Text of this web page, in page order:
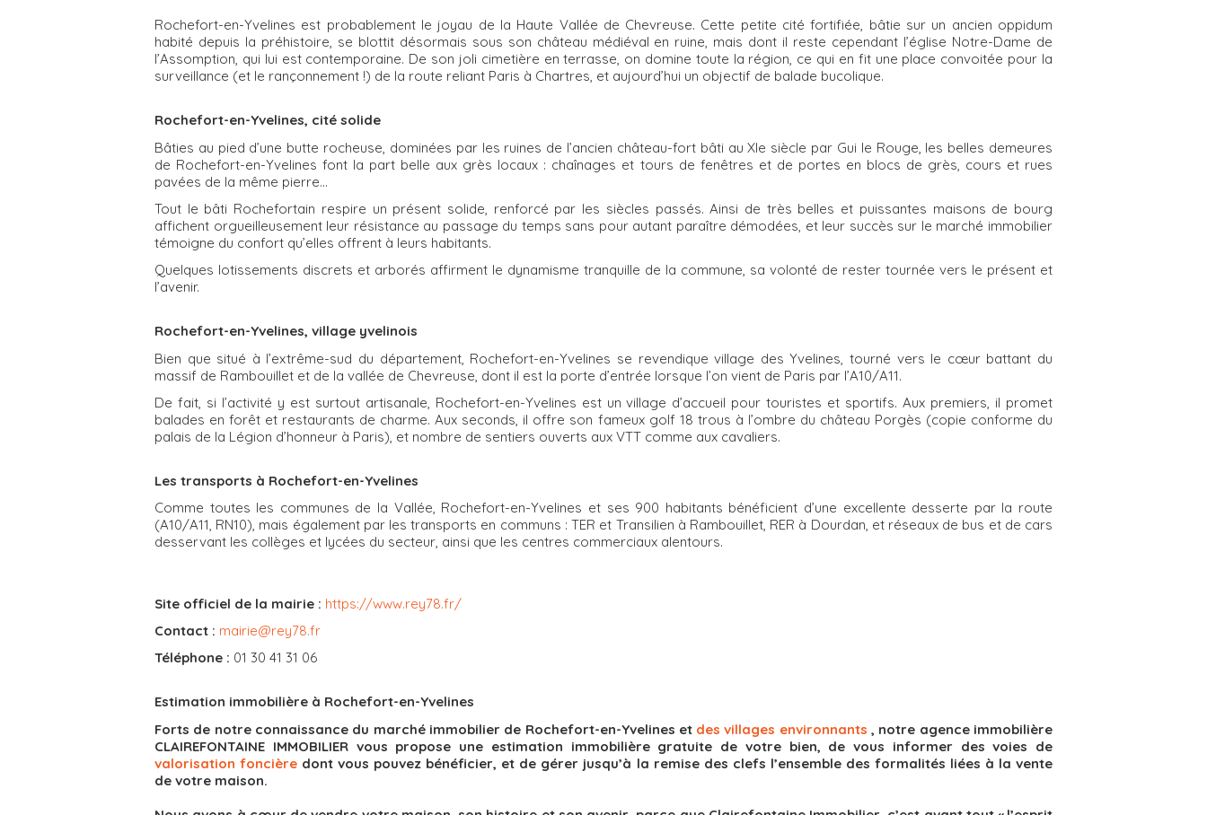
Rochefort-en-Yvelines est probablement le joyau de la Haute Vallée de Chevreuse. Cette petite cité fortifiée, bâtie sur un ancien oppidum
habité depuis la préhistoire, se blottit désormais sous son château médiéval en ruine, mais dont il reste cependant l’église Notre-Dame de
l’Assomption, qui lui est contemporaine. De son joli cimetière en terrasse, on domine toute la région, ce qui en fit une place convoitée pour la
surveillance (et le rançonnement !) de la route reliant Paris à Chartres, et aujourd’hui un objectif de balade bucolique.
Rochefort-en-Yvelines, cité solide
Bâties au pied d’une butte rocheuse, dominées par les ruines de l’ancien château-fort bâti au XIe siècle par Gui le Rouge, les belles demeures
de Rochefort-en-Yvelines font la part belle aux grès locaux : chaînages et tours de fenêtres et de portes en blocs de grès, cours et rues
pavées de la même pierre…
Tout le bâti Rochefortain respire un présent solide, renforcé par les siècles passés. Ainsi de très belles et puissantes maisons de bourg
affichent orgueilleusement leur résistance au passage du temps sans pour autant paraître démodées, et leur succès sur le marché immobilier
témoigne du confort qu’elles offrent à leurs habitants.
Quelques lotissements discrets et arborés affirment le dynamisme tranquille de la commune, sa volonté de rester tournée vers le présent et
l’avenir.
Rochefort-en-Yvelines, village yvelinois
Bien que situé à l’extrême-sud du département, Rochefort-en-Yvelines se revendique village des Yvelines, tourné vers le cœur battant du
massif de Rambouillet et de la vallée de Chevreuse, dont il est la porte d’entrée lorsque l’on vient de Paris par l’A10/A11.
De fait, si l’activité y est surtout artisanale, Rochefort-en-Yvelines est un village d’accueil pour touristes et sportifs. Aux premiers, il promet
balades en forêt et restaurants de charme. Aux seconds, il offre son fameux golf 18 trous à l’ombre du château Porgès (copie conforme du
palais de la Légion d’honneur à Paris), et nombre de sentiers ouverts aux VTT comme aux cavaliers.
Les transports à Rochefort-en-Yvelines
Comme toutes les communes de la Vallée, Rochefort-en-Yvelines et ses 900 habitants bénéficient d’une excellente desserte par la route
(A10/A11, RN10), mais également par les transports en communs : TER et Transilien à Rambouillet, RER à Dourdan, et réseaux de bus et de cars
desservant les collèges et lycées du secteur, ainsi que les centres commerciaux alentours.
Site officiel de la mairie : https://www.rey78.fr/
Contact : mairie@rey78.fr
Téléphone : 01 30 41 31 06
Estimation immobilière à Rochefort-en-Yvelines
Forts de notre connaissance du marché immobilier de Rochefort-en-Yvelines et des villages environnants , notre agence immobilière
CLAIREFONTAINE IMMOBILIER vous propose une estimation immobilière gratuite de votre bien, de vous informer des voies de
valorisation foncière dont vous pouvez bénéficier, et de gérer jusqu’à la remise des clefs l’ensemble des formalités liées à la vente
de votre maison.